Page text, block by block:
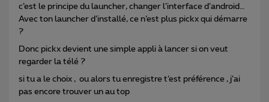
c’est le principe du launcher, changer l’interface d’android…
Avec ton launcher d’installé, ce n’est plus pickx qui démarre
?
Donc pickx devient une simple appli à lancer si on veut
regarder la télé ?
si tu a le choix , ou alors tu enregistre t’est préférence , j’ai
pas encore trouver un au top